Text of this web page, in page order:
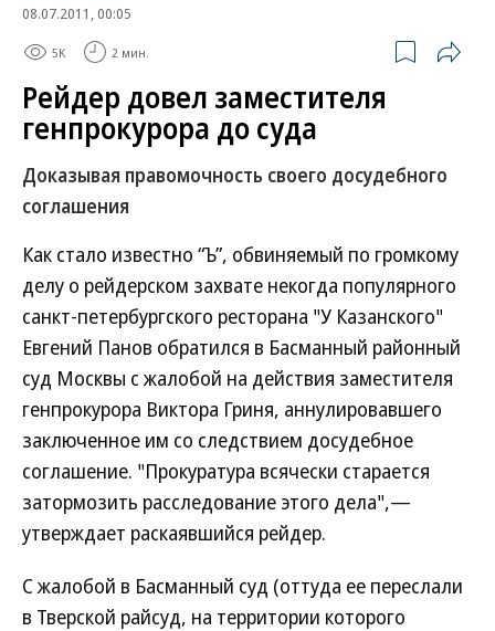
08.07.2011, 00:05
5K 2 мин.
Рейдер довел заместителя
генпрокурора до суда
Доказывая правомочность своего досудебного
соглашения
Как стало известно “Ъ”, обвиняемый по громкому
делу о рейдерском захвате некогда популярного
санкт-петербургского ресторана "У Казанского"
Евгений Панов обратился в Басманный районный
суд Москвы с жалобой на действия заместителя
генпрокурора Виктора Гриня, аннулировавшего
заключенное им со следствием досудебное
соглашение. "Прокуратура всячески старается
затормозить расследование этого дела",—
утверждает раскаявшийся рейдер.
С жалобой в Басманный суд (оттуда ее переслали
в Тверской райсуд, на территории которого